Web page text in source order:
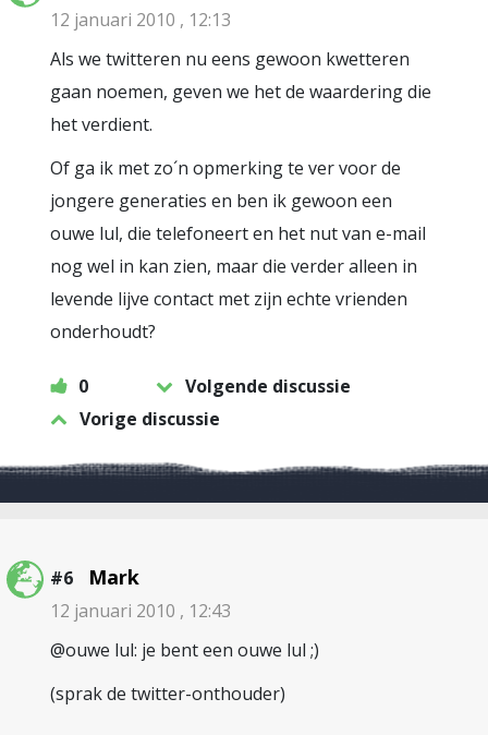
12 januari 2010 , 12:13
Als we twitteren nu eens gewoon kwetteren
gaan noemen, geven we het de waardering die
het verdient.
Of ga ik met zo´n opmerking te ver voor de
jongere generaties en ben ik gewoon een
ouwe lul, die telefoneert en het nut van e-mail
nog wel in kan zien, maar die verder alleen in
levende lijve contact met zijn echte vrienden
onderhoudt?
0
Volgende discussie
Vorige discussie
#6 Mark
12 januari 2010 , 12:43
@ouwe lul: je bent een ouwe lul ;)
(sprak de twitter-onthouder)